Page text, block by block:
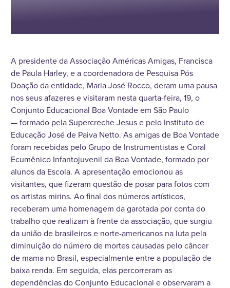
A presidente da Associação Américas Amigas, Francisca
de Paula Harley, e a coordenadora de Pesquisa Pós
Doação da entidade, Maria José Rocco, deram uma pausa
nos seus afazeres e visitaram nesta quarta-feira, 19, o
Conjunto Educacional Boa Vontade em São Paulo
— formado pela Supercreche Jesus e pelo Instituto de
Educação José de Paiva Netto. As amigas de Boa Vontade
foram recebidas pelo Grupo de Instrumentistas e Coral
Ecumênico Infantojuvenil da Boa Vontade, formado por
alunos da Escola. A apresentação emocionou as
visitantes, que fizeram questão de posar para fotos com
os artistas mirins. Ao final dos números artísticos,
receberam uma homenagem da garotada por conta do
trabalho que realizam à frente da associação, que surgiu
da união de brasileiros e norte-americanos na luta pela
diminuição do número de mortes causadas pelo câncer
de mama no Brasil, especialmente entre a população de
baixa renda. Em seguida, elas percorreram as
dependências do Conjunto Educacional e observaram a